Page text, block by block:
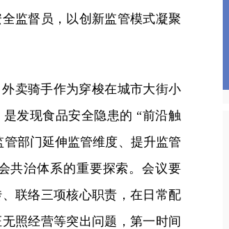
监督员，以创新监管模式凝聚
卖骑手作为穿梭在城市大街小
发现食品安全隐患的 “前沿触
部门延伸监管维度、提升监管
共治体系的重要探索。会议要
联络三项核心职责，在日常配
照经营等突出问题，第一时间